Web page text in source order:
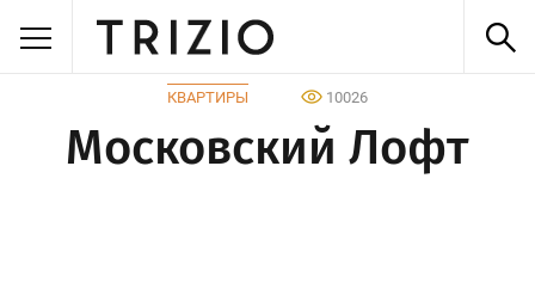
КВАРТИРЫ 10026
Московский Лофт